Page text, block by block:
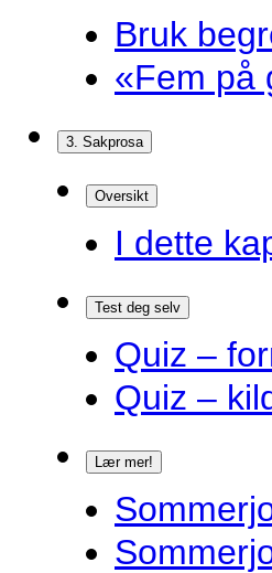
Bruk
«Fem på
3. Sakprosa
Oversikt
I dette
Test deg selv
Quiz –
Quiz –
Lær mer!